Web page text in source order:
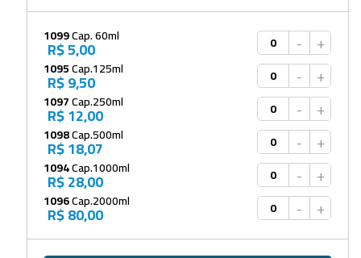
1099Cap. 60ml
R$ 5,00 - +
1095Cap.125ml
R$ 9,50 - +
1097Cap.250ml
R$ 12,00 - +
1098Cap.500ml
R$ 18,07 - +
1094Cap.1000ml
R$ 28,00 - +
1096Cap.2000ml
R$ 80,00 - +